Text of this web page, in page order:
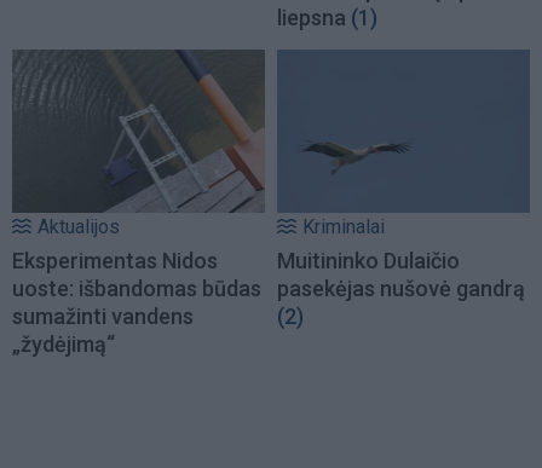
liepsna (1)
Aktualijos
Eksperimentas Nidos
uoste: išbandomas būdas
sumažinti vandens
„žydėjimą“
Kriminalai
Muitininko Dulaičio
pasekėjas nušovė gandrą
(2)